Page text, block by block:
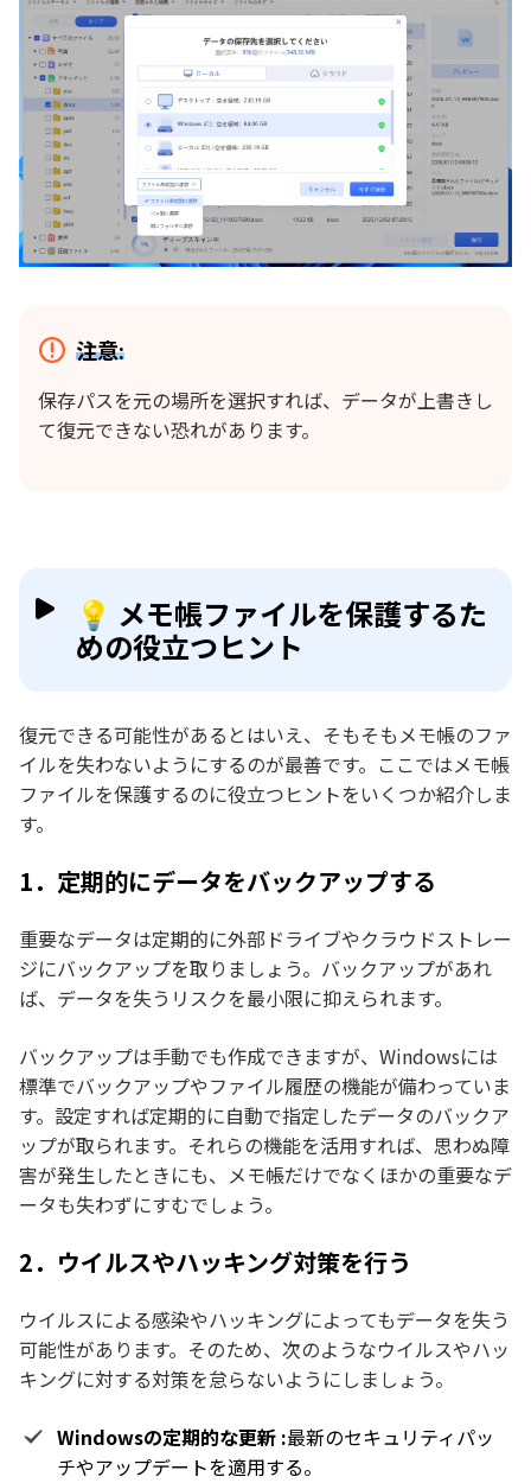
注意:
保存パスを元の場所を選択すれば、データが上書きし
て復元できない恐れがあります。
💡 メモ帳ファイルを保護するた
めの役立つヒント
復元できる可能性があるとはいえ、そもそもメモ帳のファ
イルを失わないようにするのが最善です。ここではメモ帳
ファイルを保護するのに役立つヒントをいくつか紹介しま
す。
1．定期的にデータをバックアップする
重要なデータは定期的に外部ドライブやクラウドストレー
ジにバックアップを取りましょう。バックアップがあれ
ば、データを失うリスクを最小限に抑えられます。
バックアップは手動でも作成できますが、Windowsには
標準でバックアップやファイル履歴の機能が備わっていま
す。設定すれば定期的に自動で指定したデータのバックア
ップが取られます。それらの機能を活用すれば、思わぬ障
害が発生したときにも、メモ帳だけでなくほかの重要なデ
ータも失わずにすむでしょう。
2．ウイルスやハッキング対策を行う
ウイルスによる感染やハッキングによってもデータを失う
可能性があります。そのため、次のようなウイルスやハッ
キングに対する対策を怠らないようにしましょう。
Windowsの定期的な更新 :最新のセキュリティパッ
チやアップデートを適用する。